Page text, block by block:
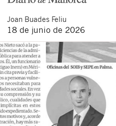
Joan Buades Feliu
18 de junio de 2026